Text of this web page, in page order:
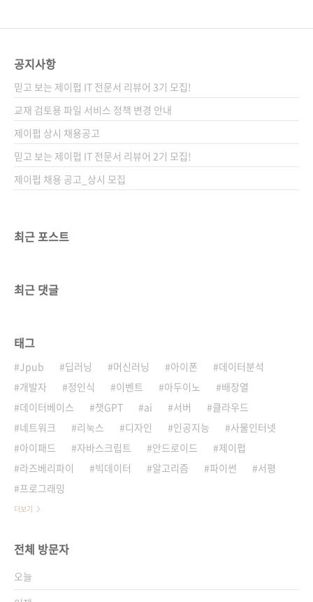
떤 태그를, 어떤 속성을 써야 하는지React 컴포
다.Accordion, Tab, Dialog, Slider…여러분이
지금 쓰고 있는 그 컴포넌트들을스크린 리더는
어떻게 읽을까요?키보드 탐색은 가능한가요?이
책은 그런 궁금증에 정확히 답합니다.이 책에서
가장 좋았던 건…접근성을 '기술적 의무'..
공지사항
믿고 보는 제이펍 IT 전문서 리뷰어 3기 모집!
교재 검토용 파일 서비스 정책 변경 안내
제이펍 상시 채용공고
믿고 보는 제이펍 IT 전문서 리뷰어 2기 모집!
제이펍 채용 공고_상시 모집
최근 포스트
최근 댓글
태그
Jpub 딥러닝 머신러닝 아이폰
데이터분석
개발자
정인식 이벤트 아두이노
배장열
데이터베이스
챗GPT ai 서버
클라우드
네트워크
리눅스 디자인 인공지능
사물인터넷
아이패드
자바스크립트 안드로이드
제이펍
라즈베리파이
빅데이터 알고리즘 파이썬
서평
프로그래밍
더보기
전체 방문자
오늘